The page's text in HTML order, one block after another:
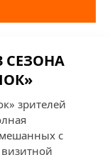
СЕЗОНА
зрителей
с